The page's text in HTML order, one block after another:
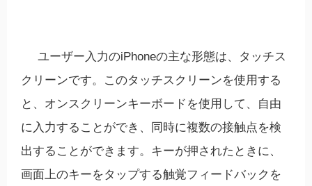
ユーザー入力のiPhoneの主な形態は、タッチス
クリーンです。このタッチスクリーンを使用する
と、オンスクリーンキーボードを使用して、自由
に入力することができ、同時に複数の接触点を検
出することができます。キーが押されたときに、
画面上のキーをタップする触覚フィードバックを